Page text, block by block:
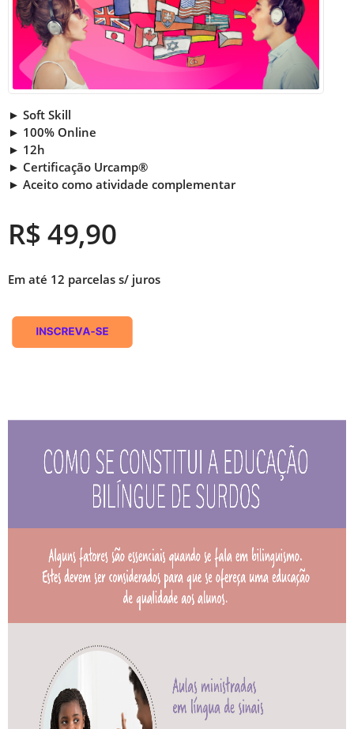
► Soft Skill
► 100% Online
► 12h
► Certificação Urcamp®
► Aceito como atividade complementar
R$ 49,90
Em até 12 parcelas s/ juros